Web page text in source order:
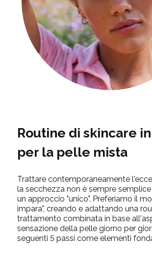
Routine di skincare
per la pelle mista
Trattare contemporaneamente
la secchezza non è sempre
un approccio "unico". Preferiamo il
impara", creando e adattando una
trattamento combinata in base
sensazione della pelle giorno per
seguenti 5 passi come elementi